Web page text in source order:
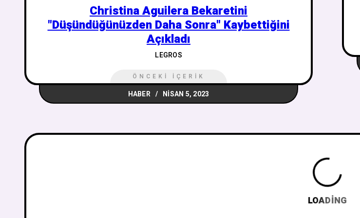
Christina Aguilera Bekaretini
"Düşündüğünüzden Daha Sonra" Kaybettiğini
Açıkladı
LEGROS
ÖNCEKI İÇERIK
HABER NISAN 5, 2023
LOADING